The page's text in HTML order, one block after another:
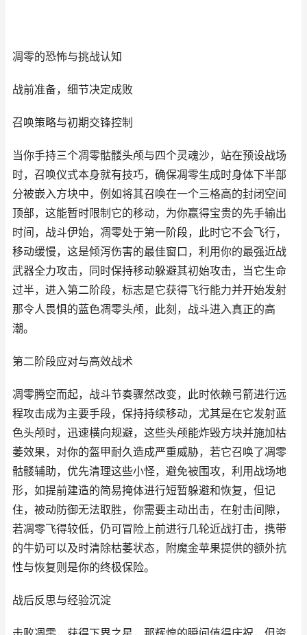
凋零的恐怖与挑战认知
战前准备，细节决定成败
召唤策略与初期交锋控制
当你手持三个凋零骷髅头颅与四个灵魂沙，站在预设战场
时，召唤仪式本身就有技巧，确保凋零生成时身体下半部
分被嵌入方块中，例如将其召唤在一个三格高的封闭空间
顶部，这能暂时限制它的移动，为你赢得宝贵的先手输出
时间，战斗伊始，凋零处于第一阶段，此时它不会飞行，
移动缓慢，这是倾泻伤害的最佳窗口，利用你的最强近战
武器全力攻击，同时保持移动躲避其初始攻击，当它生命
过半，进入第二阶段，标志是它获得飞行能力并开始发射
那令人畏惧的蓝色凋零头颅，此刻，战斗进入真正的高
潮。
第二阶段应对与高效战术
凋零腾空而起，战斗节奏骤然改变，此时依赖弓箭进行远
程攻击成为主要手段，保持持续移动，尤其是在它发射蓝
色头颅时，迅速横向规避，这些头颅能炸毁方块并施加枯
萎效果，对你的盔甲耐久造成严重威胁，若它召唤了凋零
骷髅辅助，优先清理这些小怪，避免被围攻，利用战场地
形，如提前建造的简易掩体进行短暂躲避和恢复，但记
住，被动防御无法取胜，你需要主动出击，在射击间隙，
若凋零飞得较低，仍可冒险上前进行几轮近战打击，携带
的牛奶可以及时清除枯萎状态，附魔金苹果提供的额外抗
性与恢复则是你的终极保险。
战后反思与经验沉淀